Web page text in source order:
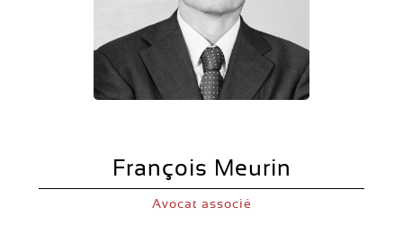
François Meurin
Avocat associé